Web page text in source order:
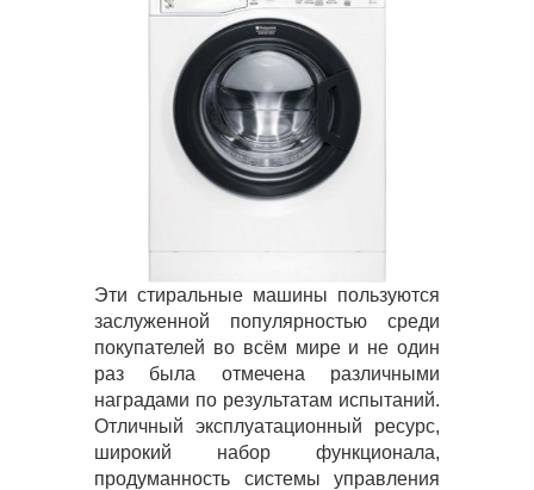
Эти стиральные машины пользуются
заслуженной популярностью среди
покупателей во всём мире и не один
раз была отмечена различными
наградами по результатам испытаний.
Отличный эксплуатационный ресурс,
широкий набор функционала,
продуманность системы управления